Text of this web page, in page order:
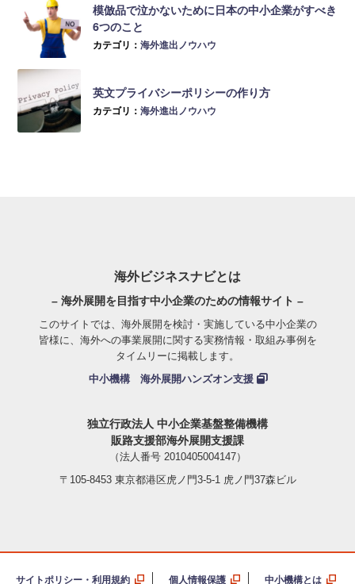
模倣品で泣かないために日本の中小企業がすべき
6つのこと
カテゴリ：海外進出ノウハウ
英文プライバシーポリシーの作り方
カテゴリ：海外進出ノウハウ
海外ビジネスナビとは
– 海外展開を目指す中小企業のための情報サイト –
このサイトでは、海外展開を検討・実施している中小企業の
皆様に、海外への事業展開に関する実務情報・取組み事例を
タイムリーに掲載します。
中小機構 海外展開ハンズオン支援
独立行政法人 中小企業基盤整備機構
販路支援部海外展開支援課
（法人番号 2010405004147）
〒105-8453 東京都港区虎ノ門3-5-1 虎ノ門37森ビル
サイトポリシー・利用規約 個人情報保護 中小機構とは